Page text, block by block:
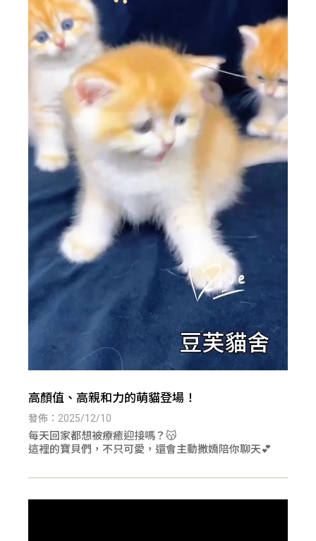
高顏值、高親和力的萌貓登場！
發佈：2025/12/10
每天回家都想被療癒迎接嗎？😽
這裡的寶貝們，不只可愛，還會主動撒嬌陪你聊天💕